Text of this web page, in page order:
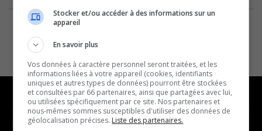
NOUVELLES MUSIQUE
Stocker et/ou accéder à des informations sur un
appareil
En savoir plus
Vos données à caractère personnel seront traitées, et les
informations liées à votre appareil (cookies, identifiants
uniques et autres types de données) pourront être stockées
et consultées par 66 partenaires, ainsi que partagées avec lui,
ou utilisées spécifiquement par ce site. Nos partenaires et
nous-mêmes sommes susceptibles d'utiliser des données de
géolocalisation précises. Liste des partenaires.